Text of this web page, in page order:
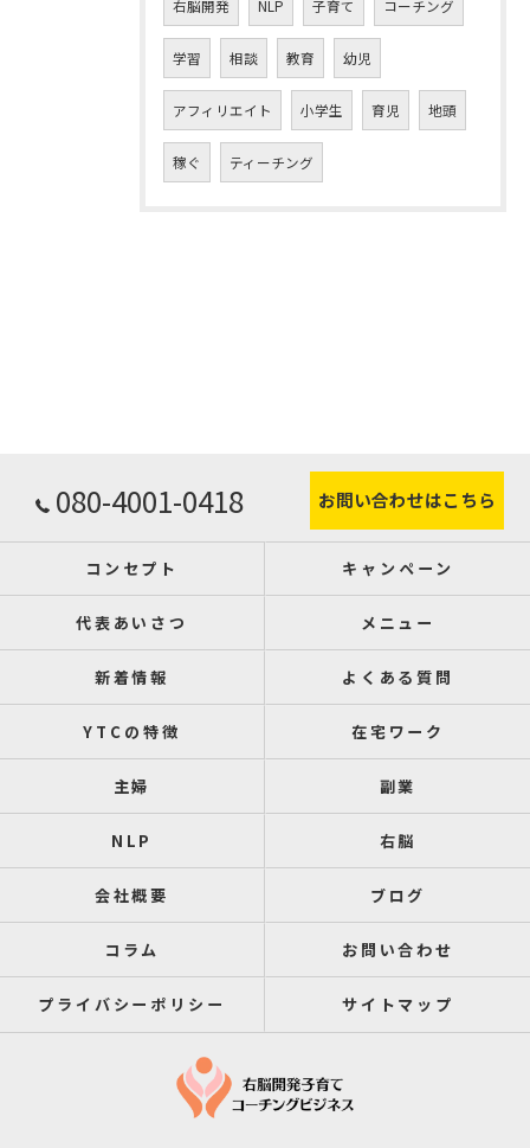
右脳開発 NLP 子育て コーチング
学習 相談 教育 幼児
アフィリエイト 小学生 育児 地頭
稼ぐ ティーチング
080-4001-0418 お問い合わせはこちら
コンセプト キャンペーン
代表あいさつ メニュー
新着情報 よくある質問
YTCの特徴 在宅ワーク
主婦 副業
NLP 右脳
会社概要 ブログ
コラム お問い合わせ
プライバシーポリシー サイトマップ